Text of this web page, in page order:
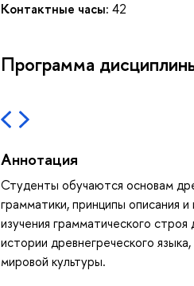
Контактные часы: 42
Программа
Аннотация
Студенты обучаются основам
грамматики, принципы описания
изучения грамматического
истории древнегреческого
мировой культуры.